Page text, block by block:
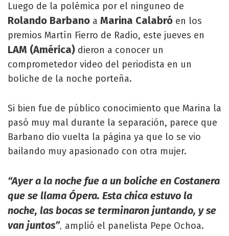
Luego de la polémica por el ninguneo de
Rolando Barbano a Marina Calabró en los
premios Martín Fierro de Radio, este jueves en
LAM (América) dieron a conocer un
comprometedor video del periodista en un
boliche de la noche porteña.
Si bien fue de público conocimiento que Marina la
pasó muy mal durante la separación, parece que
Barbano dio vuelta la página ya que lo se vio
bailando muy apasionado con otra mujer.
“Ayer a la noche fue a un boliche en Costanera
que se llama Ópera. Esta chica estuvo la
noche, las bocas se terminaron juntando, y se
van juntos”, amplió el panelista Pepe Ochoa.